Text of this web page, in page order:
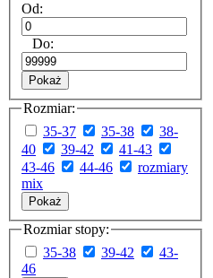
Od:
Do:
Pokaż
Rozmiar:
35-37
35-38
38-
40
39-42
41-43
43-46
44-46
rozmiary
mix
Pokaż
Rozmiar stopy:
35-38
39-42
43-
46